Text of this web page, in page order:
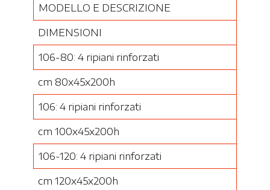
MODELLO E DESCRIZIONE
DIMENSIONI
106-80: 4 ripiani rinforzati
cm 80x45x200h
106: 4 ripiani rinforzati
cm 100x45x200h
106-120: 4 ripiani rinforzati
cm 120x45x200h